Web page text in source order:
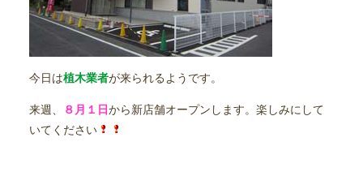
今日は植木業者が来られるようです。
来週、 ８月１日から新店舗オープンします。楽しみにして
いてください